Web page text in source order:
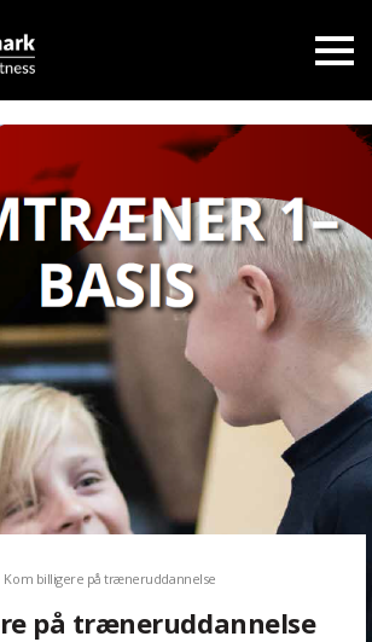
Kom billigere på træneruddannelse
på træneruddannelse